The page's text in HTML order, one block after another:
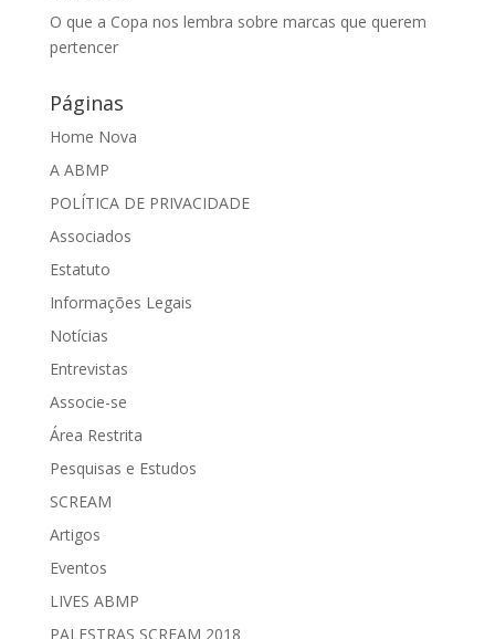
O que a Copa nos lembra sobre marcas que querem
pertencer
Páginas
Home Nova
A ABMP
POLÍTICA DE PRIVACIDADE
Associados
Estatuto
Informações Legais
Notícias
Entrevistas
Associe-se
Área Restrita
Pesquisas e Estudos
SCREAM
Artigos
Eventos
LIVES ABMP
PALESTRAS SCREAM 2018